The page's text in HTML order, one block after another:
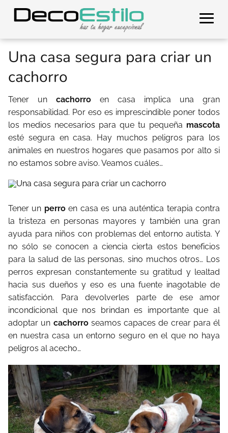
Una casa segura para criar un
cachorro
Tener un cachorro en casa implica una gran
responsabilidad. Por eso es imprescindible poner todos
los medios necesarios para que tu pequeña mascota
esté segura en casa. Hay muchos peligros para los
animales en nuestros hogares que pasamos por alto si
no estamos sobre aviso. Veamos cuáles…
Tener un perroen casa es una auténtica terapia contra
la tristeza en personas mayores y también una gran
ayuda para niños con problemas del entorno autista. Y
no sólo se conocen a ciencia cierta estos beneficios
para la salud de las personas, sino muchos otros… Los
perros expresan constantemente su gratitud y lealtad
hacia sus dueños y eso es una fuente inagotable de
satisfacción. Para devolverles parte de ese amor
incondicional que nos brindan es importante que al
adoptar un cachorroseamos capaces de crear para él
en nuestra casa un entorno seguro en el que no haya
peligros al acecho…